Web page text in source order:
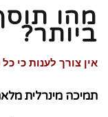
מהו
ביותר?
אין צורך לענות כי
תמיכה מינרלית